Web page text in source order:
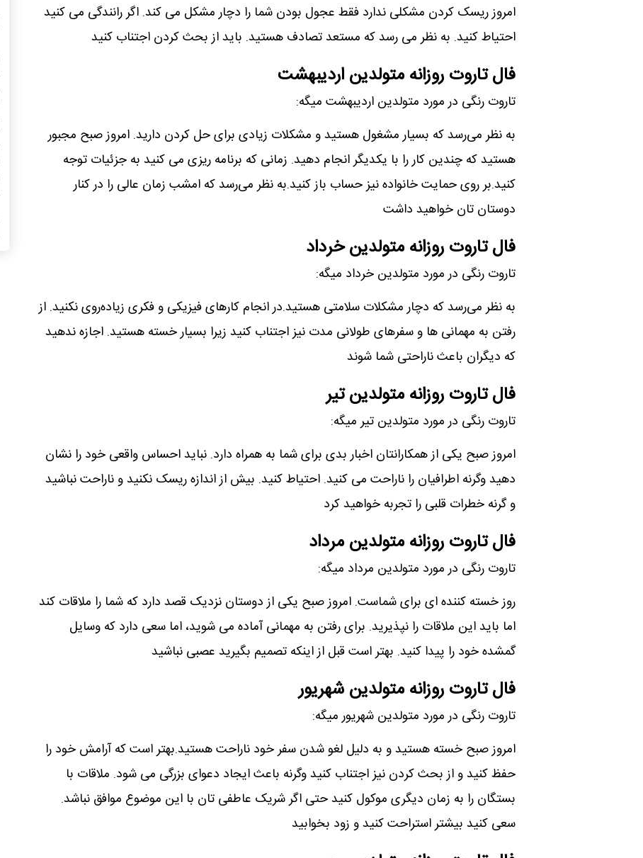
امروز ریسک کردن مشکلی ندارد فقط عجول بودن شما را دچار مشکل می کند. اگر رانندگی می کنید
احتیاط کنید. به نظر می رسد که مستعد تصادف هستید. باید از بحث کردن اجتناب کنید
فال تاروت روزانه متولدین اردیبهشت
تاروت رنگی در مورد متولدین اردیبهشت میگه:
به نظر می‌رسد که بسیار مشغول هستید و مشکلات زیادی برای حل کردن دارید. امروز صبح مجبور
هستید که چندین کار را با یکدیگر انجام دهید. زمانی که برنامه ریزی می کنید به جزئیات توجه
کنید.بر روی حمایت خانواده نیز حساب باز کنید.به نظر می‌رسد که امشب زمان عالی را در کنار
دوستان تان خواهید داشت
فال تاروت روزانه متولدین خرداد
تاروت رنگی در مورد متولدین خرداد میگه:
به نظر می‌رسد که دچار مشکلات سلامتی هستید.در انجام کارهای فیزیکی و فکری زیاده‌روی نکنید. از
رفتن به مهمانی ها و سفرهای طولانی مدت نیز اجتناب کنید زیرا بسیار خسته هستید. اجازه ندهید
که دیگران باعث ناراحتی شما شوند
فال تاروت روزانه متولدین تیر
تاروت رنگی در مورد متولدین تیر میگه:
امروز صبح یکی از همکارانتان اخبار بدی برای شما به همراه دارد. نباید احساس واقعی خود را نشان
دهید وگرنه اطرافیان را ناراحت می کنید. احتیاط کنید. بیش از اندازه ریسک نکنید و ناراحت نباشید
و گرنه خطرات قلبی را تجربه خواهید کرد
فال تاروت روزانه متولدین مرداد
تاروت رنگی در مورد متولدین مرداد میگه:
روز خسته کننده ای برای شماست. امروز صبح یکی از دوستان نزدیک قصد دارد که شما را ملاقات کند
اما باید این ملاقات را نپذیرید. برای رفتن به مهمانی آماده می شوید، اما سعی دارد که وسایل
گمشده خود را پیدا کنید. بهتر است قبل از اینکه تصمیم بگیرید عصبی نباشید
فال تاروت روزانه متولدین شهریور
تاروت رنگی در مورد متولدین شهریور میگه:
امروز صبح خسته هستید و به دلیل لغو شدن سفر خود ناراحت هستید.بهتر است که آرامش خود را
حفظ کنید و از بحث کردن نیز اجتناب کنید وگرنه باعث ایجاد دعوای بزرگی می شود. ملاقات با
بستگان را به زمان دیگری موکول کنید حتی اگر شریک عاطفی تان با این موضوع موافق نباشد.
سعی کنید بیشتر استراحت کنید و زود بخوابید